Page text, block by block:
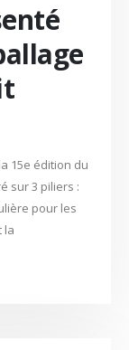
15e édition du
sur 3 piliers :
pour les
la